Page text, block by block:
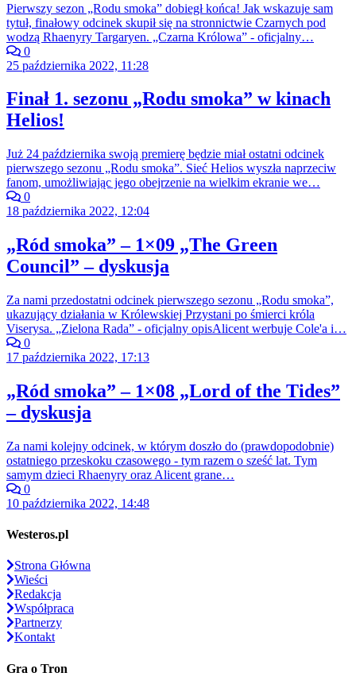
Pierwszy sezon „Rodu smoka” dobiegł końca! Jak wskazuje sam
tytuł, finałowy odcinek skupił się na stronnictwie Czarnych pod
wodzą Rhaenyry Targaryen. „Czarna Królowa” - oficjalny…
0
25 października 2022, 11:28
Finał 1. sezonu „Rodu smoka” w kinach
Helios!
Już 24 października swoją premierę będzie miał ostatni odcinek
pierwszego sezonu „Rodu smoka”. Sieć Helios wyszła naprzeciw
fanom, umożliwiając jego obejrzenie na wielkim ekranie we…
0
18 października 2022, 12:04
„Ród smoka” – 1×09 „The Green
Council” – dyskusja
Za nami przedostatni odcinek pierwszego sezonu „Rodu smoka”,
ukazujący działania w Królewskiej Przystani po śmierci króla
Viserysa. „Zielona Rada” - oficjalny opisAlicent werbuje Cole'a i…
0
17 października 2022, 17:13
„Ród smoka” – 1×08 „Lord of the Tides”
– dyskusja
Za nami kolejny odcinek, w którym doszło do (prawdopodobnie)
ostatniego przeskoku czasowego - tym razem o sześć lat. Tym
samym dzieci Rhaenyry oraz Alicent grane…
0
10 października 2022, 14:48
Westeros.pl
Strona Główna
Wieści
Redakcja
Współpraca
Partnerzy
Kontakt
Gra o Tron